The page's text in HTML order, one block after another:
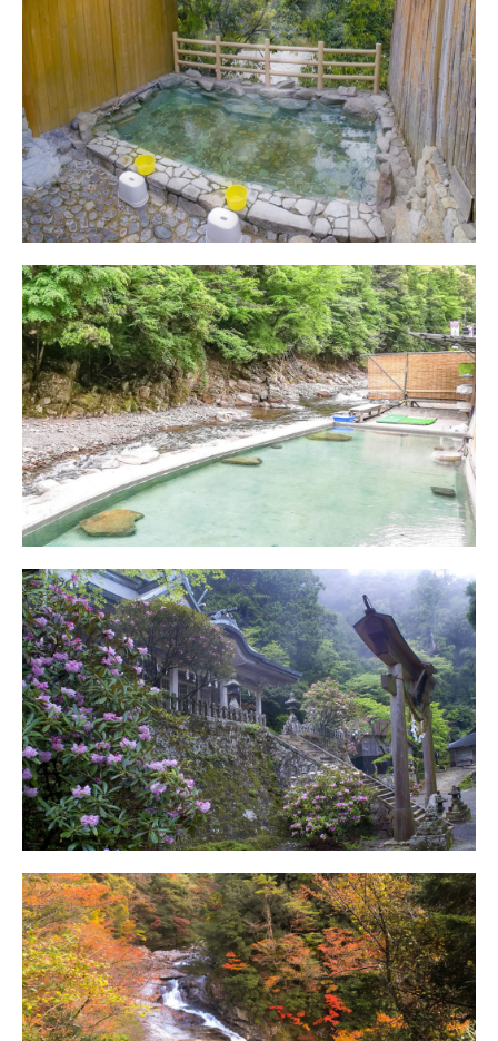
湯泉地温泉「泉湯」
アクセス
上湯温泉「川原の湯」
アクセス
玉置神社
アクセス
大泰の滝